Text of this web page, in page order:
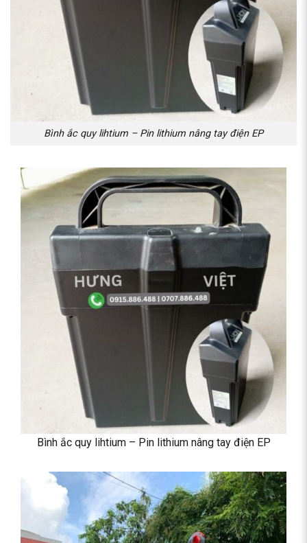
Bình ắc quy lihtium – Pin lithium nâng tay điện EP
Bình ắc quy lihtium – Pin lithium nâng tay điện EP